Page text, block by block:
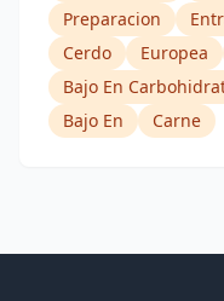
Preparacion
Cerdo
Europea
Bajo En
Bajo En
Carne